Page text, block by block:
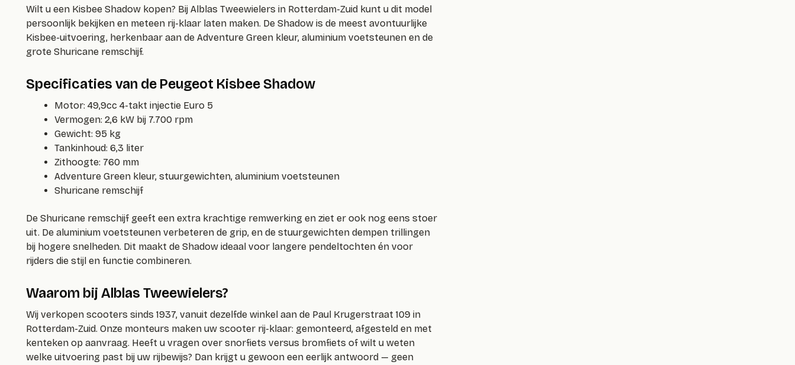
Wilt u een Kisbee Shadow kopen? Bij Alblas Tweewielers in Rotterdam-Zuid kunt u dit model
persoonlijk bekijken en meteen rij-klaar laten maken. De Shadow is de meest avontuurlijke
Kisbee-uitvoering, herkenbaar aan de Adventure Green kleur, aluminium voetsteunen en de
grote Shuricane remschijf.
Specificaties van de Peugeot Kisbee Shadow
Motor: 49,9cc 4-takt injectie Euro 5
Vermogen: 2,6 kW bij 7.700 rpm
Gewicht: 95 kg
Tankinhoud: 6,3 liter
Zithoogte: 760 mm
Adventure Green kleur, stuurgewichten, aluminium voetsteunen
Shuricane remschijf
De Shuricane remschijf geeft een extra krachtige remwerking en ziet er ook nog eens stoer
uit. De aluminium voetsteunen verbeteren de grip, en de stuurgewichten dempen trillingen
bij hogere snelheden. Dit maakt de Shadow ideaal voor langere pendeltochten én voor
rijders die stijl en functie combineren.
Waarom bij Alblas Tweewielers?
Wij verkopen scooters sinds 1937, vanuit dezelfde winkel aan de Paul Krugerstraat 109 in
Rotterdam-Zuid. Onze monteurs maken uw scooter rij-klaar: gemonteerd, afgesteld en met
kenteken op aanvraag. Heeft u vragen over snorfiets versus bromfiets of wilt u weten
welke uitvoering past bij uw rijbewijs? Dan krijgt u gewoon een eerlijk antwoord — geen